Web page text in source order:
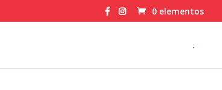
0 elementos
.